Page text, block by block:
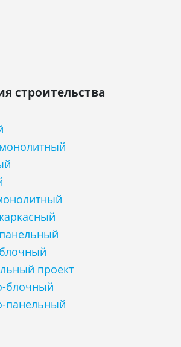
строительства
проект
блочный
панельный